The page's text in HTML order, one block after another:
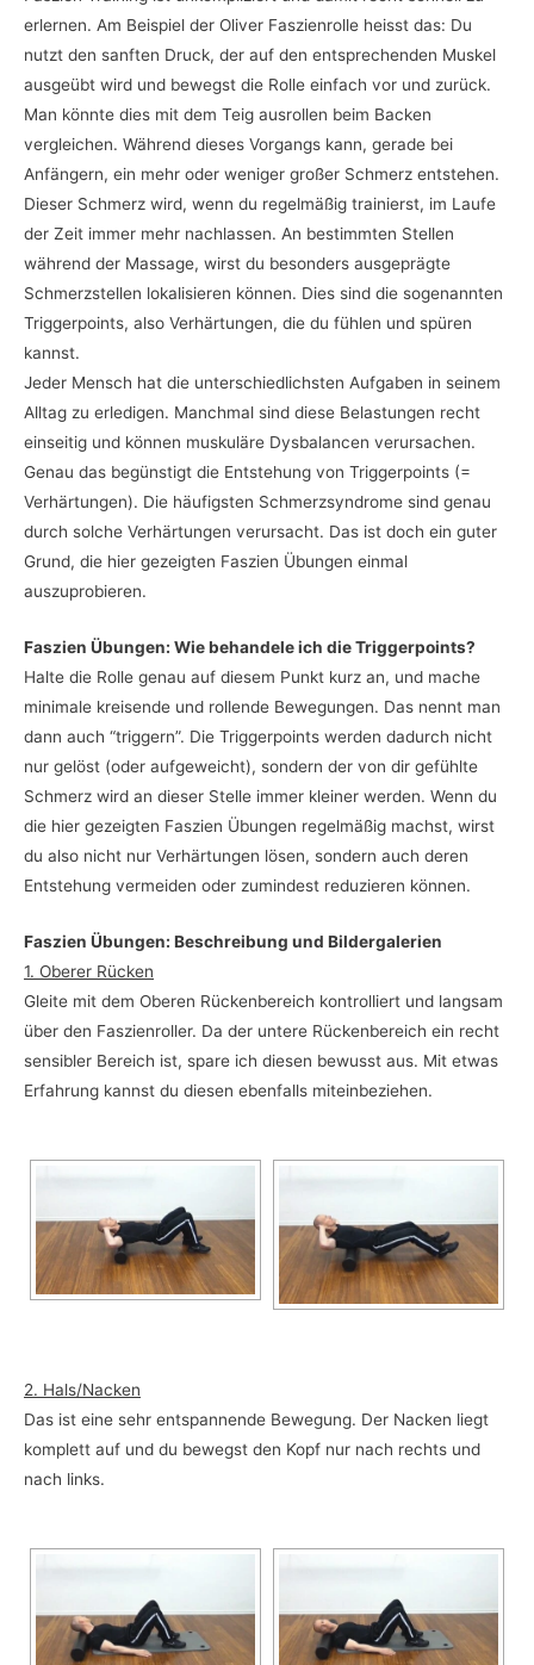
erlernen. Am Beispiel der Oliver Faszienrolle heisst das: Du
nutzt den sanften Druck, der auf den entsprechenden Muskel
ausgeübt wird und bewegst die Rolle einfach vor und zurück.
Man könnte dies mit dem Teig ausrollen beim Backen
vergleichen. Während dieses Vorgangs kann, gerade bei
Anfängern, ein mehr oder weniger großer Schmerz entstehen.
Dieser Schmerz wird, wenn du regelmäßig trainierst, im Laufe
der Zeit immer mehr nachlassen. An bestimmten Stellen
während der Massage, wirst du besonders ausgeprägte
Schmerzstellen lokalisieren können. Dies sind die sogenannten
Triggerpoints, also Verhärtungen, die du fühlen und spüren
kannst.
Jeder Mensch hat die unterschiedlichsten Aufgaben in seinem
Alltag zu erledigen. Manchmal sind diese Belastungen recht
einseitig und können muskuläre Dysbalancen verursachen.
Genau das begünstigt die Entstehung von Triggerpoints (=
Verhärtungen). Die häufigsten Schmerzsyndrome sind genau
durch solche Verhärtungen verursacht. Das ist doch ein guter
Grund, die hier gezeigten Faszien Übungen einmal
auszuprobieren.
Faszien Übungen: Wie behandele ich die Triggerpoints?
Halte die Rolle genau auf diesem Punkt kurz an, und mache
minimale kreisende und rollende Bewegungen. Das nennt man
dann auch “triggern”. Die Triggerpoints werden dadurch nicht
nur gelöst (oder aufgeweicht), sondern der von dir gefühlte
Schmerz wird an dieser Stelle immer kleiner werden. Wenn du
die hier gezeigten Faszien Übungen regelmäßig machst, wirst
du also nicht nur Verhärtungen lösen, sondern auch deren
Entstehung vermeiden oder zumindest reduzieren können.
Faszien Übungen: Beschreibung und Bildergalerien
1. Oberer Rücken
Gleite mit dem Oberen Rückenbereich kontrolliert und langsam
über den Faszienroller. Da der untere Rückenbereich ein recht
sensibler Bereich ist, spare ich diesen bewusst aus. Mit etwas
Erfahrung kannst du diesen ebenfalls miteinbeziehen.
2. Hals/Nacken
Das ist eine sehr entspannende Bewegung. Der Nacken liegt
komplett auf und du bewegst den Kopf nur nach rechts und
nach links.